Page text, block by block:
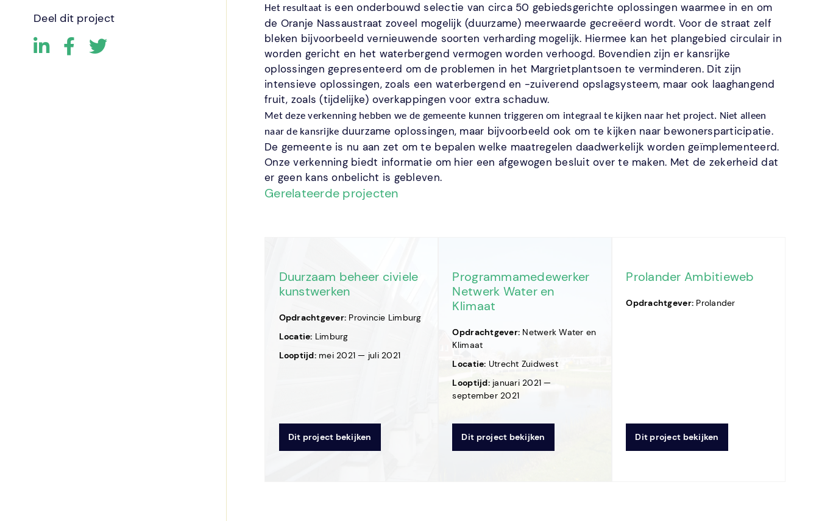
Deel dit project
Het resultaat is een onderbouwd selectie van circa 50 gebiedsgerichte oplossingen waarmee in en om
de Oranje Nassaustraat zoveel mogelijk (duurzame) meerwaarde gecreëerd wordt. Voor de straat zelf
bleken bijvoorbeeld vernieuwende soorten verharding mogelijk. Hiermee kan het plangebied circulair in
worden gericht en het waterbergend vermogen worden verhoogd. Bovendien zijn er kansrijke
oplossingen gepresenteerd om de problemen in het Margrietplantsoen te verminderen. Dit zijn
intensieve oplossingen, zoals een waterbergend en -zuiverend opslagsysteem, maar ook laaghangend
fruit, zoals (tijdelijke) overkappingen voor extra schaduw.
Met deze verkenning hebben we de gemeente kunnen triggeren om integraal te kijken naar het project. Niet alleen
naar de kansrijke duurzame oplossingen, maar bijvoorbeeld ook om te kijken naar bewonersparticipatie.
De gemeente is nu aan zet om te bepalen welke maatregelen daadwerkelijk worden geïmplementeerd.
Onze verkenning biedt informatie om hier een afgewogen besluit over te maken. Met de zekerheid dat
er geen kans onbelicht is gebleven.
Gerelateerde projecten
Duurzaam beheer civiele
kunstwerken
Opdrachtgever: Provincie Limburg
Locatie: Limburg
Looptijd:mei 2021 — juli 2021
Dit project bekijken
Programmamedewerker
Netwerk Water en
Klimaat
Opdrachtgever: Netwerk Water en
Klimaat
Locatie: Utrecht Zuidwest
Looptijd:januari 2021 —
september 2021
Dit project bekijken
Prolander Ambitieweb
Opdrachtgever: Prolander
Dit project bekijken